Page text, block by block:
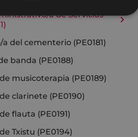
a de Servicios
del cementerio (PE0181)
banda (PE0188)
musicoterapia (PE0189)
clarinete (PE0190)
flauta (PE0191)
Txistu (PE0194)